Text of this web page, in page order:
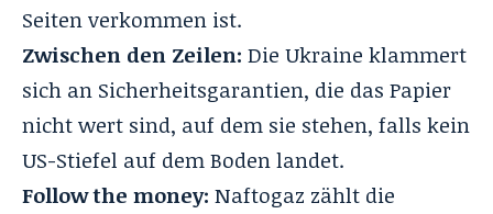
Seiten verkommen ist.
Zwischen den Zeilen: Die Ukraine klammert
sich an Sicherheitsgarantien, die das Papier
nicht wert sind, auf dem sie stehen, falls kein
US-Stiefel auf dem Boden landet.
Follow the money: Naftogaz zählt die